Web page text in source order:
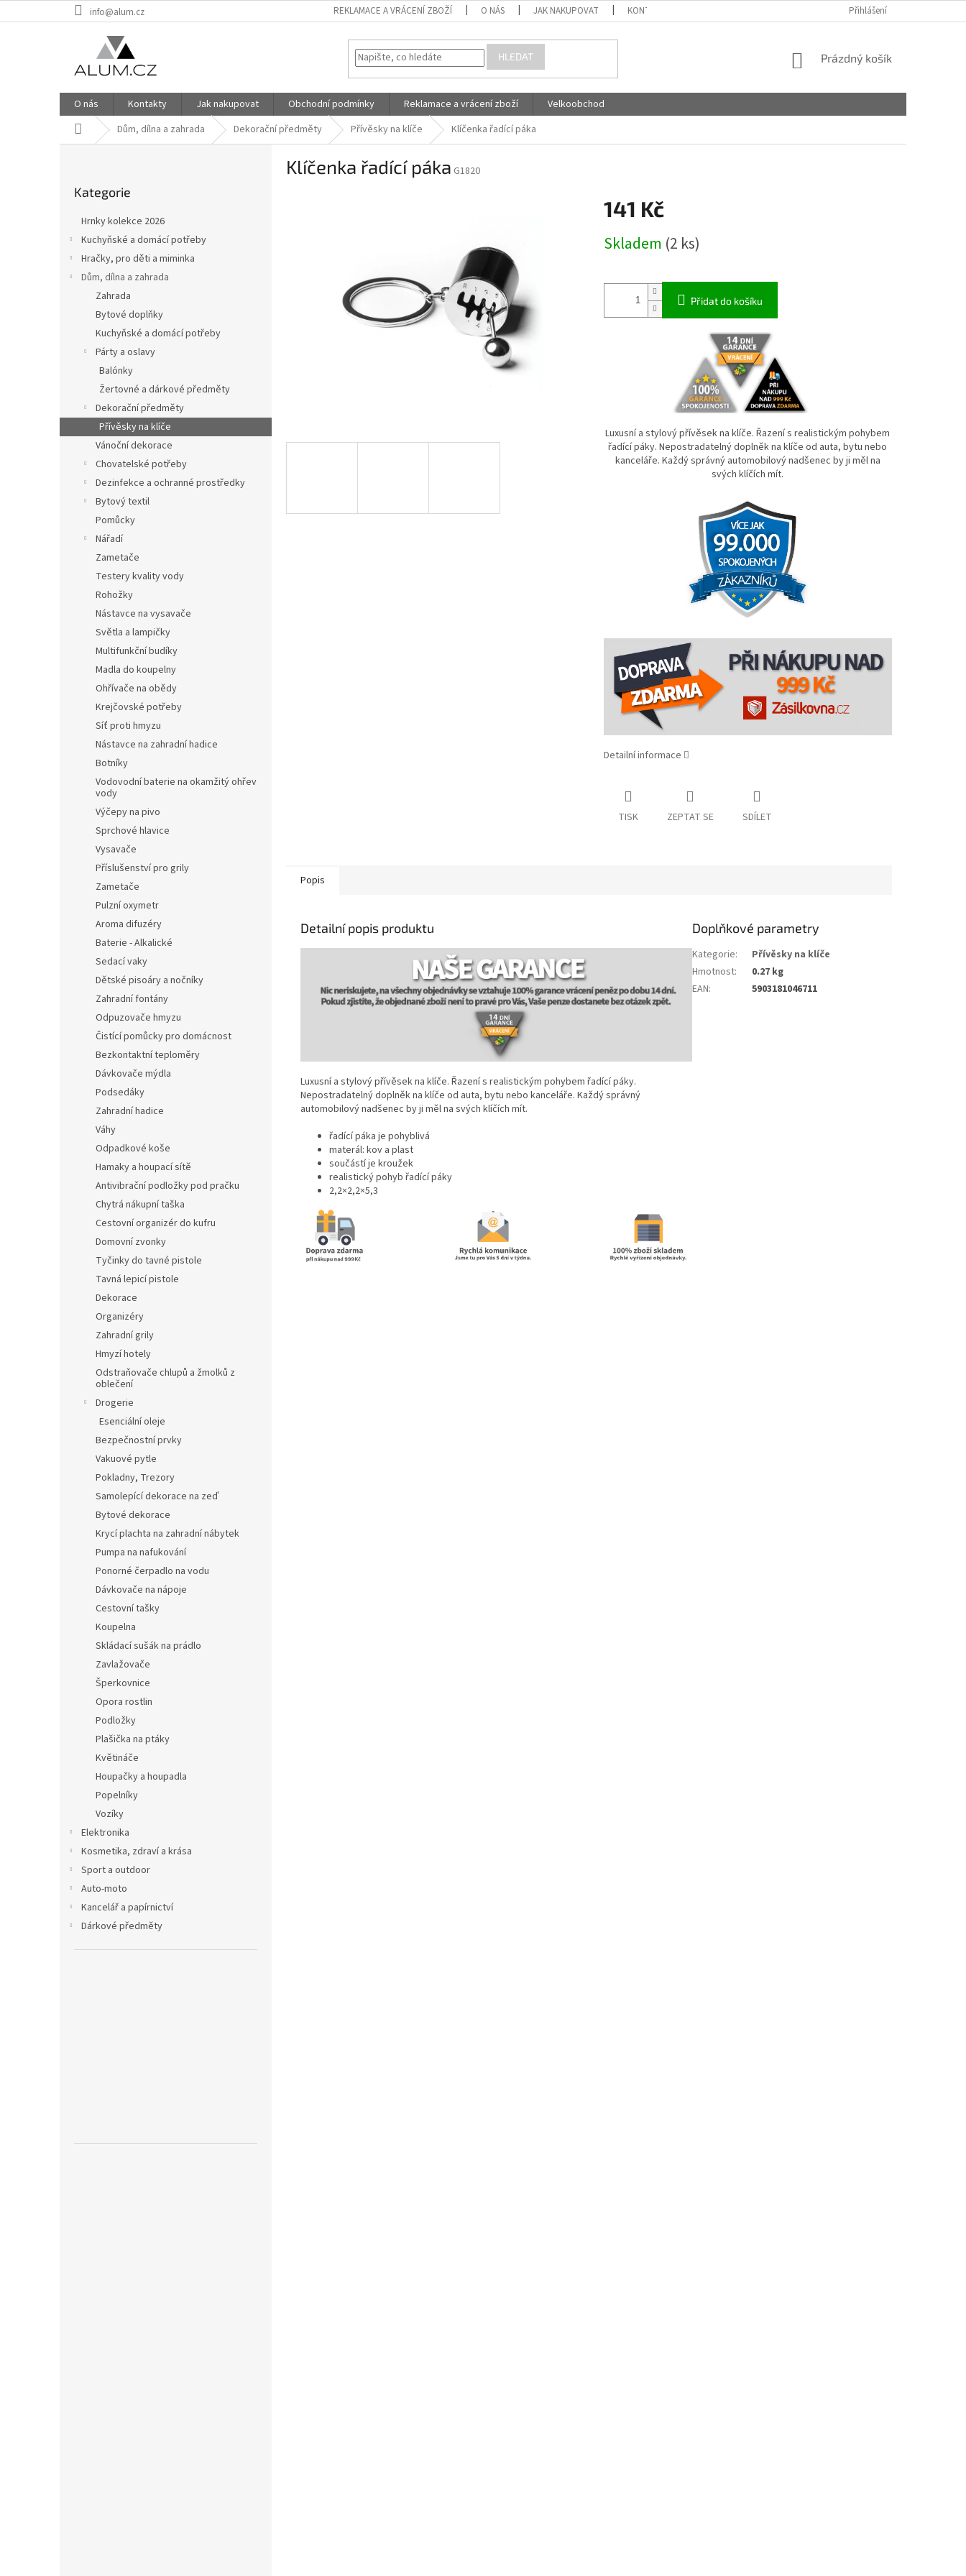
na
info@alum.cz REKLAMACE A VRÁCENÍ ZBOŽÍ O NÁS JAK NAKUPOVAT KONTAKTY PODMÍNKY OCHRANY OSOBNÍCH
Přihlášení
HLEDAT
NÁKUPNÍ
Prázdný košík
O nás Kontakty Jak nakupovat Obchodní podmínky Reklamace a vrácení zboží
Velkoobchod
Domů Dům, dílna a zahrada Dekorační předměty Přívěsky na klíče Klíčenka řadící páka
kategorie
Kategorie
Hrnky kolekce 2026
Kuchyňské a domácí potřeby
Hračky, pro děti a miminka
Dům, dílna a zahrada
Zahrada
Bytové doplňky
Kuchyňské a domácí potřeby
Párty a oslavy
Balónky
Žertovné a dárkové předměty
Dekorační předměty
Přívěsky na klíče
Vánoční dekorace
Chovatelské potřeby
Dezinfekce a ochranné prostředky
Bytový textil
Pomůcky
Nářadí
Zametače
Testery kvality vody
Rohožky
Nástavce na vysavače
Světla a lampičky
Multifunkční budíky
Madla do koupelny
Ohřívače na obědy
Krejčovské potřeby
Síť proti hmyzu
Nástavce na zahradní hadice
Botníky
Vodovodní baterie na okamžitý ohřev
vody
Výčepy na pivo
Sprchové hlavice
Vysavače
Příslušenství pro grily
Zametače
Pulzní oxymetr
Aroma difuzéry
Baterie - Alkalické
Sedací vaky
Dětské pisoáry a nočníky
Zahradní fontány
Odpuzovače hmyzu
Čistící pomůcky pro domácnost
Bezkontaktní teploměry
Dávkovače mýdla
Podsedáky
Zahradní hadice
Váhy
Odpadkové koše
Hamaky a houpací sítě
Antivibrační podložky pod pračku
Chytrá nákupní taška
Cestovní organizér do kufru
Domovní zvonky
Tyčinky do tavné pistole
Tavná lepicí pistole
Dekorace
Organizéry
Zahradní grily
Hmyzí hotely
Odstraňovače chlupů a žmolků z
oblečení
Drogerie
Esenciální oleje
Bezpečnostní prvky
Vakuové pytle
Pokladny, Trezory
Samolepící dekorace na zeď
Bytové dekorace
Krycí plachta na zahradní nábytek
Pumpa na nafukování
Ponorné čerpadlo na vodu
Dávkovače na nápoje
Cestovní tašky
Koupelna
Skládací sušák na prádlo
Zavlažovače
Šperkovnice
Opora rostlin
Podložky
Plašička na ptáky
Květináče
Houpačky a houpadla
Popelníky
Vozíky
Elektronika
Kosmetika, zdraví a krása
Sport a outdoor
Auto-moto
Kancelář a papírnictví
Dárkové předměty
Klíčenka řadící páka G1820
141 Kč
cena:
Skladem (2 ks)
Přidat do košíku
Luxusní a stylový přívěsek na klíče. Řazení s realistickým pohybem
řadící páky. Nepostradatelný doplněk na klíče od auta, bytu nebo
kanceláře. Každý správný automobilový nadšenec by ji měl na
svých klíčích mít.
Detailní informace
TISK ZEPTAT SE SDÍLET
Popis
Detailní popis produktu
Luxusní a stylový přívěsek na klíče. Řazení s realistickým pohybem řadící páky.
Nepostradatelný doplněk na klíče od auta, bytu nebo kanceláře. Každý správný
automobilový nadšenec by ji měl na svých klíčích mít.
řadící páka je pohyblivá
materál: kov a plast
součástí je kroužek
realistický pohyb řadící páky
2,2×2,2×5,3
Doplňkové parametry
Kategorie:
Přívěsky na klíče
Hmotnost:
0.27 kg
EAN: 5903181046711